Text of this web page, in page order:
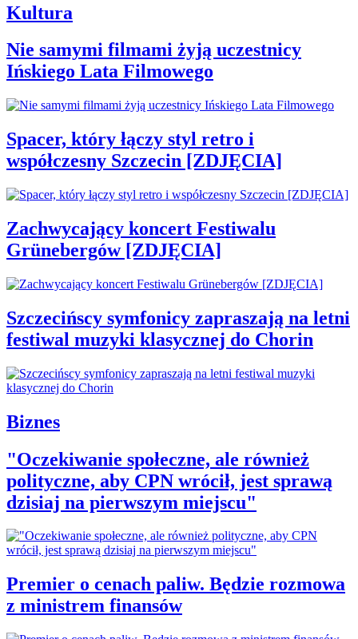
Kultura
Nie samymi filmami żyją uczestnicy
Ińskiego Lata Filmowego
Spacer, który łączy styl retro i
współczesny Szczecin [ZDJĘCIA]
Zachwycający koncert Festiwalu
Grünebergów [ZDJĘCIA]
Szczecińscy symfonicy zapraszają na letni
festiwal muzyki klasycznej do Chorin
Biznes
"Oczekiwanie społeczne, ale również
polityczne, aby CPN wrócił, jest sprawą
dzisiaj na pierwszym miejscu"
Premier o cenach paliw. Będzie rozmowa
z ministrem finansów